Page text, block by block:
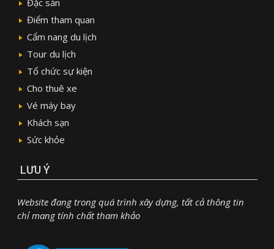
Điểm tham quan
Cẩm nang du lịch
Tour du lịch
Tổ chức sự kiện
Cho thuê xe
Vé máy bay
Khách sạn
Sức khỏe
LƯU Ý
Website đang trong quá trình xây dựng, tất cả thông tin
chỉ mang tính chất tham khảo